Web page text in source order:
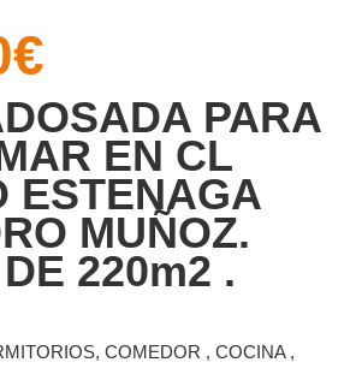
PARA
EN CL
ESTENAGA
MUÑOZ.
220m2 .
COMEDOR , COCINA ,